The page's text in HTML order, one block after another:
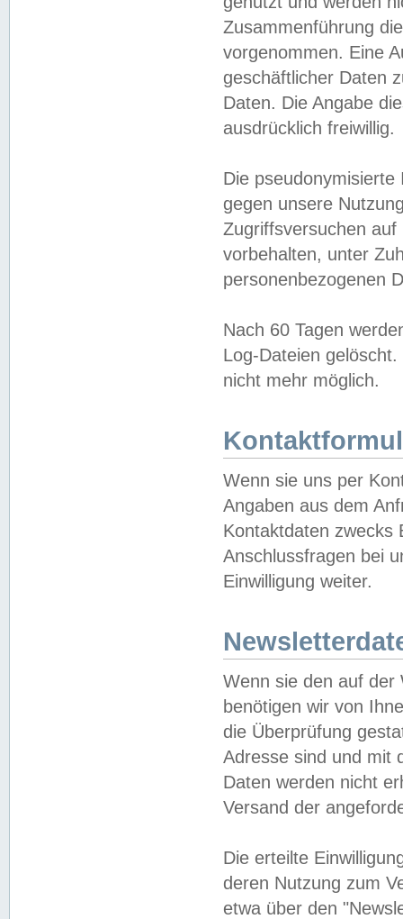
Zusammenführung
vorgenommen. Eine
geschäftlicher Daten
Daten. Die Angabe
ausdrücklich freiwillig.
Die
gegen unsere
Zugriffsversuchen
vorbehalten, unter
personenbezogenen
Nach 60 Tagen
Log-Dateien
nicht mehr möglich.
Wenn sie uns per
Angaben aus dem
Kontaktdaten zwecks
Anschlussfragen bei
Einwilligung weiter.
Wenn sie den auf der
benötigen wir von
die Überprüfung
Adresse sind und mit
Daten werden nicht
Versand der
Die erteilte
deren Nutzung zum
etwa über den